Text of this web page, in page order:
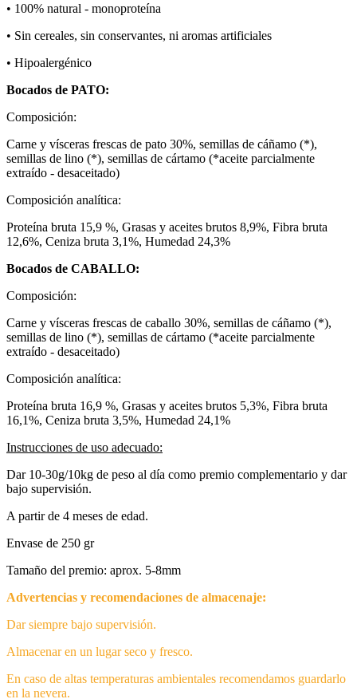
• 100% natural - monoproteína
• Sin cereales, sin conservantes, ni aromas artificiales
• Hipoalergénico
Bocados de PATO:
Composición:
Carne y vísceras frescas de pato 30%, semillas de cáñamo (*),
semillas de lino (*), semillas de cártamo (*aceite parcialmente
extraído - desaceitado)
Composición analítica:
Proteína bruta 15,9 %, Grasas y aceites brutos 8,9%, Fibra bruta
12,6%, Ceniza bruta 3,1%, Humedad 24,3%
Bocados de CABALLO:
Composición:
Carne y vísceras frescas de caballo 30%, semillas de cáñamo (*),
semillas de lino (*), semillas de cártamo (*aceite parcialmente
extraído - desaceitado)
Composición analítica:
Proteína bruta 16,9 %, Grasas y aceites brutos 5,3%, Fibra bruta
16,1%, Ceniza bruta 3,5%, Humedad 24,1%
Instrucciones de uso adecuado:
Dar 10-30g/10kg de peso al día como premio complementario y dar
bajo supervisión.
A partir de 4 meses de edad.
Envase de 250 gr
Tamaño del premio: aprox. 5-8mm
Advertencias y recomendaciones de almacenaje:
Dar siempre bajo supervisión.
Almacenar en un lugar seco y fresco.
En caso de altas temperaturas ambientales recomendamos guardarlo
en la nevera.